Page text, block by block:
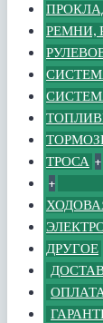
РЕМНИ,
ТРОСА +
+
ДРУГОЕ